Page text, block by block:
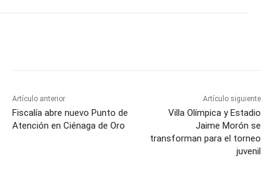
Artículo anterior
Fiscalía abre nuevo Punto de
Atención en Ciénaga de Oro
Artículo siguiente
Villa Olímpica y Estadio
Jaime Morón se
transforman para el torneo
juvenil